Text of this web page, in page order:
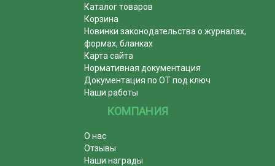
Каталог товаров
Корзина
Новинки законодательства о журналах,
формах, бланках
Карта сайта
Нормативная документация
Документация по ОТ под ключ
Наши работы
КОМПАНИЯ
О нас
Отзывы
Наши награды